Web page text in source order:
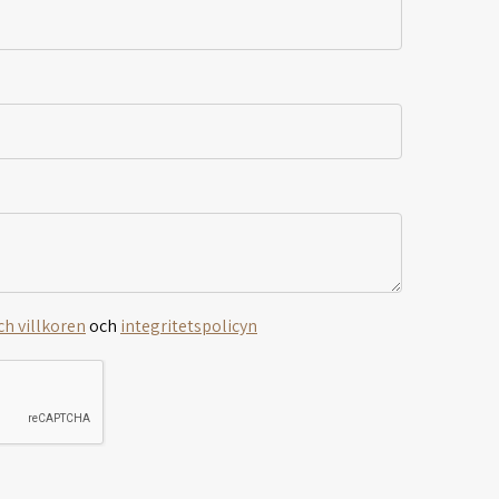
villkorenoch integritetspolicyn